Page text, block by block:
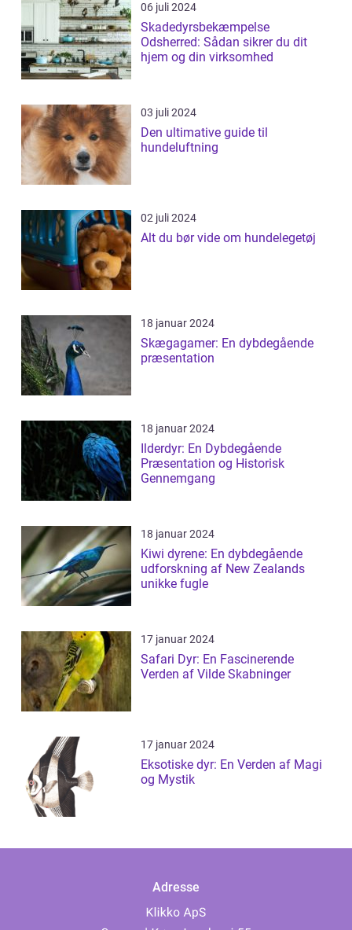
06 juli 2024
Skadedyrsbekæmpelse
Odsherred: Sådan sikrer du dit
hjem og din virksomhed
03 juli 2024
Den ultimative guide til
hundeluftning
02 juli 2024
Alt du bør vide om hundelegetøj
18 januar 2024
Skægagamer: En dybdegående
præsentation
18 januar 2024
Ilderdyr: En Dybdegående
Præsentation og Historisk
Gennemgang
18 januar 2024
Kiwi dyrene: En dybdegående
udforskning af New Zealands
unikke fugle
17 januar 2024
Safari Dyr: En Fascinerende
Verden af Vilde Skabninger
17 januar 2024
Eksotiske dyr: En Verden af Magi
og Mystik
Adresse